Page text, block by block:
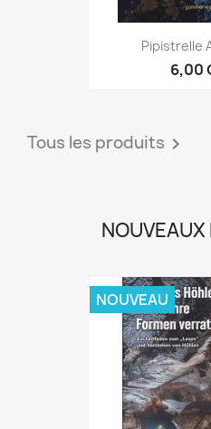
Pipistrelle
6,00
Tous les produits 
NOUVEAU